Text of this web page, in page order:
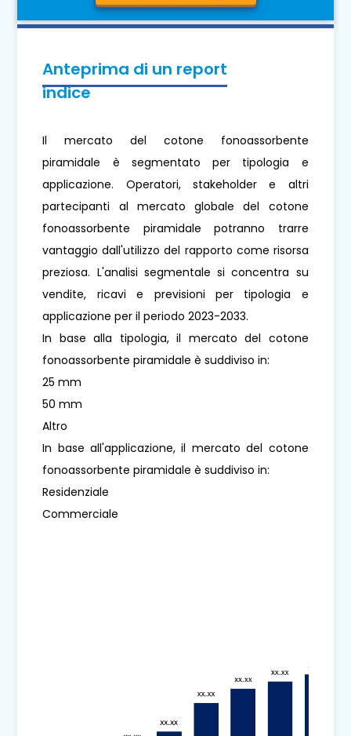
Anteprima di un report
indice
Il mercato del cotone fonoassorbente
piramidale è segmentato per tipologia e
applicazione. Operatori, stakeholder e altri
partecipanti al mercato globale del cotone
fonoassorbente piramidale potranno trarre
vantaggio dall'utilizzo del rapporto come risorsa
preziosa. L'analisi segmentale si concentra su
vendite, ricavi e previsioni per tipologia e
applicazione per il periodo 2023-2033.
In base alla tipologia, il mercato del cotone
fonoassorbente piramidale è suddiviso in:
25 mm
50 mm
Altro
In base all'applicazione, il mercato del cotone
fonoassorbente piramidale è suddiviso in:
Residenziale
Commerciale